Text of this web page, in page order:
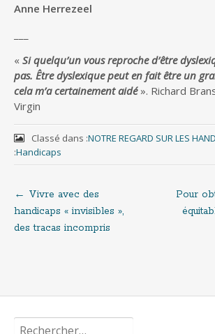
Anne Herrezeel
« Si quelqu’un vous reproche d’être
pas. Être dyslexique peut en fait être un
cela m’a certainement aidé». Richard
Virgin
Classé dans :NOTRE REGARD SUR LES
:Handicaps
Navigation
← Vivre avec des
handicaps « invisibles »,
des tracas incompris
Pour